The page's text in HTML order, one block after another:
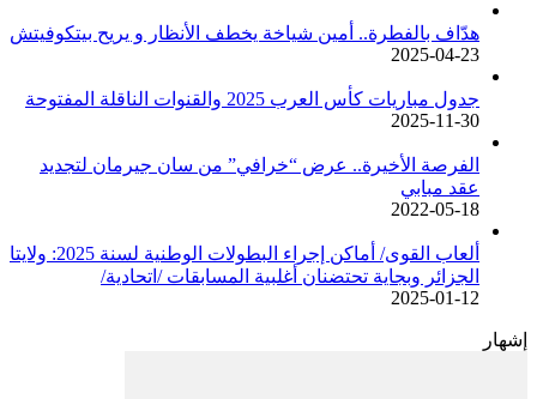
هدّاف بالفطرة.. أمين شياخة يخطف الأنظار و يريح بيتكوفيتش
2025-04-23
جدول مباريات كأس العرب 2025 والقنوات الناقلة المفتوحة
2025-11-30
الفرصة الأخيرة.. عرض “خرافي” من سان جيرمان لتجديد
عقد مبابي
2022-05-18
ألعاب القوى/ أماكن إجراء البطولات الوطنية لسنة 2025: ولايتا
الجزائر وبجاية تحتضنان أغلبية المسابقات /اتحادية/
2025-01-12
إشهار